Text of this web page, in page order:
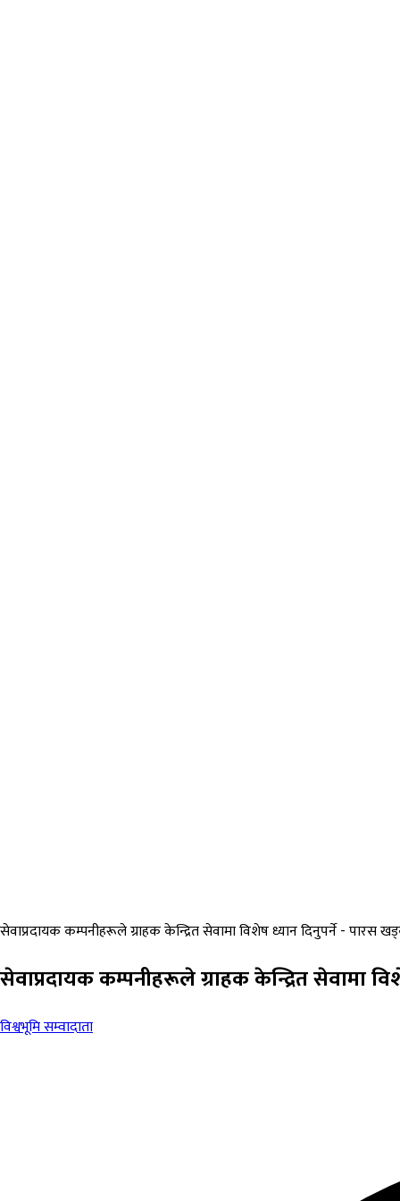
सेवाप्रदायक कम्पनीहरूले ग्राहक केन्द्रित सेवामा विशेष ध्यान दिनुपर्ने - पारस
सेवाप्रदायक कम्पनीहरूले ग्राहक केन्द्रित सेवामा
विश्वभूमि सम्वादाता